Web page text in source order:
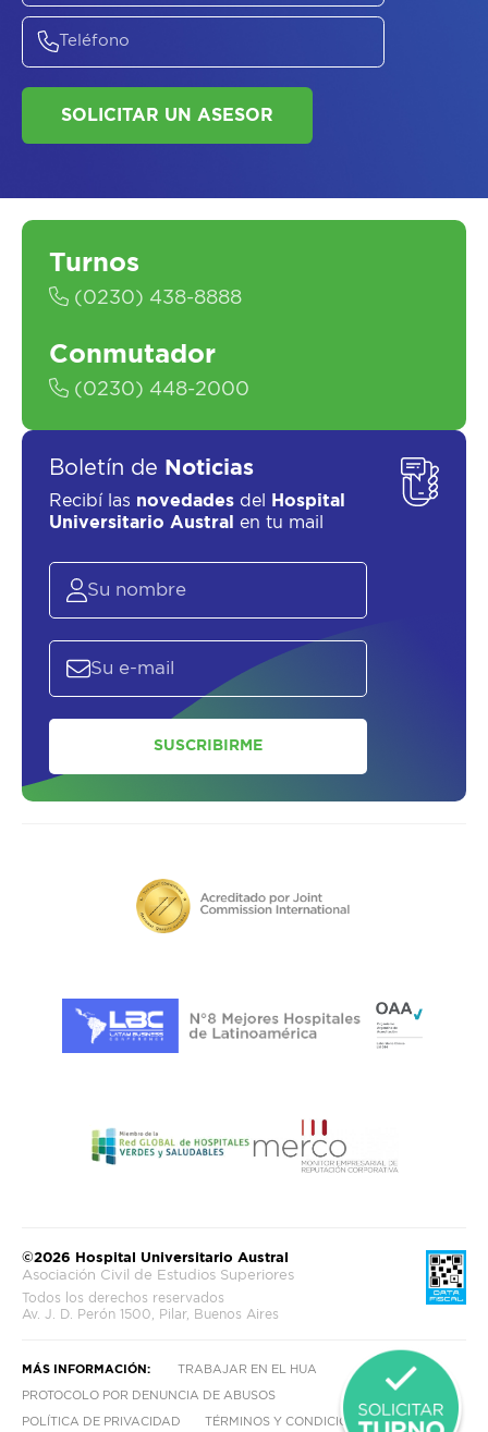
Turnos
(0230) 438-8888
Conmutador
(0230) 448-2000
Boletín de Noticias
Recibí las novedades del
Hospital
Universitario Austral
en tu mail
SUSCRIBIRME
©2026 Hospital Universitario Austral
Asociación Civil de Estudios Superiores
Todos los derechos reservados
Av. J. D. Perón 1500, Pilar, Buenos Aires
MÁS INFORMACIÓN: TRABAJAR EN EL HUA
PROTOCOLO POR DENUNCIA DE ABUSOS
POLÍTICA DE PRIVACIDAD TÉRMINOS Y CONDICIONES